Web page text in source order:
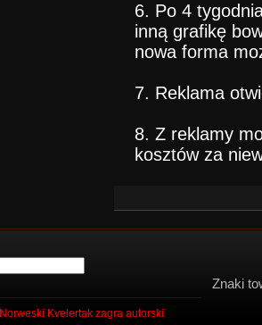
6. Po 4
inną grafikę
nowa forma
7. Reklama
8. Z reklamy
kosztów za
Norweski Kvelertak zagra autorski
Znaki